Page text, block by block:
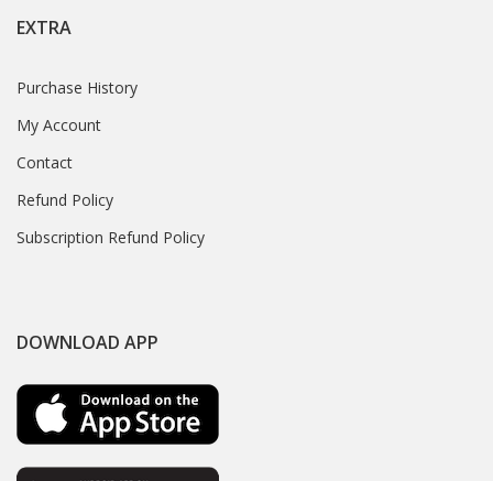
EXTRA
Purchase History
My Account
Contact
Refund Policy
Subscription Refund Policy
DOWNLOAD APP